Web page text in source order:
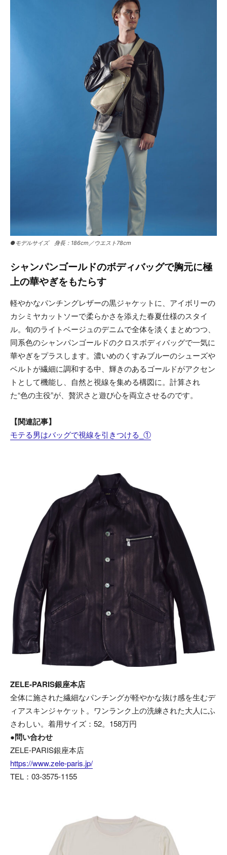
●モデルサイズ 身長：186cm／ウエスト78cm
シャンパンゴールドのボディバッグで胸元に極
上の華やぎをもたらす
軽やかなパンチングレザーの黒ジャケットに、アイボリーの
カシミヤカットソーで柔らかさを添えた春夏仕様のスタイ
ル。旬のライトベージュのデニムで全体を淡くまとめつつ、
同系色のシャンパンゴールドのクロスボディバッグで一気に
華やぎをプラスします。濃いめのくすみブルーのシューズや
ベルトが繊細に調和する中、輝きのあるゴールドがアクセン
トとして機能し、自然と視線を集める構図に。計算され
た“色の主役”が、贅沢さと遊び心を両立させるのです。
【関連記事】
モテる男はバッグで視線を引きつける_①
ZELE-PARIS銀座本店
全体に施された繊細なパンチングが軽やかな抜け感を生むデ
ィアスキンジャケット。ワンランク上の洗練された大人にふ
さわしい。着用サイズ：52。158万円
●問い合わせ
ZELE-PARIS銀座本店
https://www.zele-paris.jp/
TEL：03-3575-1155